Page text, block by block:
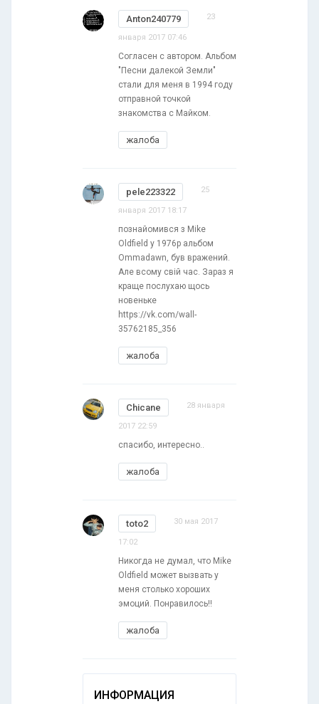
Anton240779 23
января 2017 07:46
Согласен с автором. Альбом
"Песни далекой Земли"
стали для меня в 1994 году
отправной точкой
знакомства с Майком.
жалоба
pele223322 25
января 2017 18:17
познайомився з Mike
Oldfield у 1976р альбом
Ommadawn, був вражений.
Але всому свій час. Зараз я
краще послухаю щось
новеньке
https://vk.com/wall-
35762185_356
жалоба
Chicane 28 января
2017 22:59
спасибо, интересно..
жалоба
toto2 30 мая 2017
17:02
Никогда не думал, что Mike
Oldfield может вызвать у
меня столько хороших
эмоций. Понравилось!!
жалоба
ИНФОРМАЦИЯ